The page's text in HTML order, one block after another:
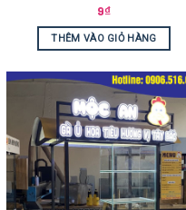
9₫
THÊM VÀO GIỎ HÀNG